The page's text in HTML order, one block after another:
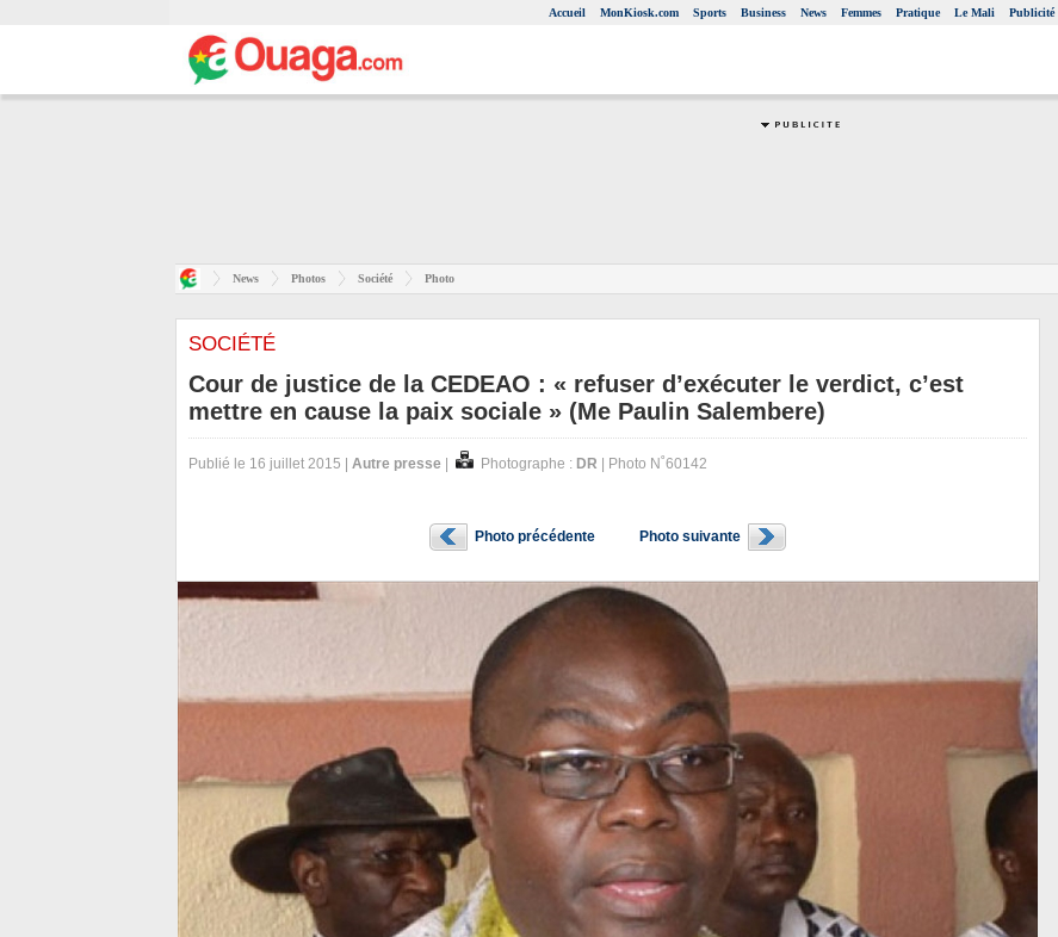
Accueil MonKiosk.com Sports Business News Femmes Pratique Le Mali Publicité
News Photos Société Photo
SOCIÉTÉ
Cour de justice de la CEDEAO : « refuser d’exécuter le verdict, c’est
mettre en cause la paix sociale » (Me Paulin Salembere)
Publié le 16 juillet 2015 | Autre presse Photographe : DR | Photo N˚60142
Photo précédente Photo suivante